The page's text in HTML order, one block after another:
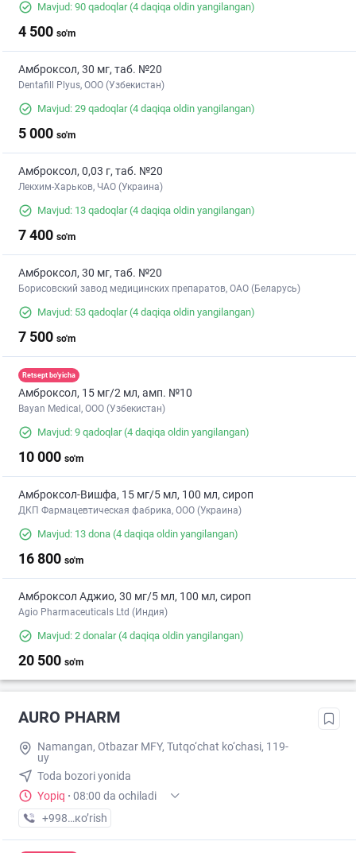
Mavjud: 90 qadoqlar(4 daqiqa oldin yangilangan)
4 500 so'm
Амброксол, 30 мг, таб. №20
Dentafill Plyus, ООО (Узбекистан)
Mavjud: 29 qadoqlar(4 daqiqa oldin yangilangan)
5 000 so'm
Амброксол, 0,03 г, таб. №20
Лекхим-Харьков, ЧАО (Украина)
Mavjud: 13 qadoqlar(4 daqiqa oldin yangilangan)
7 400 so'm
Амброксол, 30 мг, таб. №20
Борисовский завод медицинских препаратов, ОАО (Беларусь)
Mavjud: 53 qadoqlar(4 daqiqa oldin yangilangan)
7 500 so'm
Retsept bo'yicha
Амброксол, 15 мг/2 мл, амп. №10
Bayan Medical, ООО (Узбекистан)
Mavjud: 9 qadoqlar(4 daqiqa oldin yangilangan)
10 000 so'm
Амброксол-Вишфа, 15 мг/5 мл, 100 мл, сироп
ДКП Фармацевтическая фабрика, ООО (Украина)
Mavjud: 13 dona (4 daqiqa oldin yangilangan)
16 800 so'm
Амброксол Аджио, 30 мг/5 мл, 100 мл, сироп
Agio Pharmaceuticals Ltd (Индия)
Mavjud: 2 donalar(4 daqiqa oldin yangilangan)
20 500 so'm
AURO PHARM
Namangan, Otbazar MFY, Tutqo‘chat ko‘chasi, 119-
uy
Toda bozori yonida
Yopiq · 08:00 da ochiladi
+998 (94) XXX-XX-XX
кo’rish